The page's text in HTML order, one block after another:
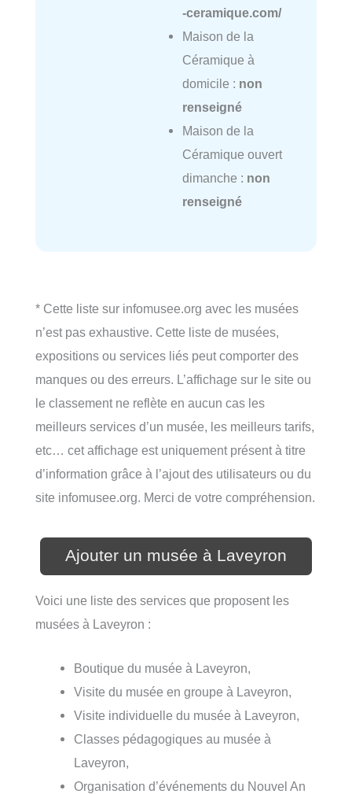
-ceramique.com/
Maison de la
Céramique à
domicile : non
renseigné
Maison de la
Céramique ouvert
dimanche : non
renseigné
* Cette liste sur infomusee.org avec les musées
n’est pas exhaustive. Cette liste de musées,
expositions ou services liés peut comporter des
manques ou des erreurs. L’affichage sur le site ou
le classement ne reflète en aucun cas les
meilleurs services d’un musée, les meilleurs tarifs,
etc… cet affichage est uniquement présent à titre
d’information grâce à l’ajout des utilisateurs ou du
site infomusee.org. Merci de votre compréhension.
Ajouter un musée à Laveyron
Voici une liste des services que proposent les
musées à Laveyron :
Boutique du musée à Laveyron,
Visite du musée en groupe à Laveyron,
Visite individuelle du musée à Laveyron,
Classes pédagogiques au musée à
Laveyron,
Organisation d’événements du Nouvel An